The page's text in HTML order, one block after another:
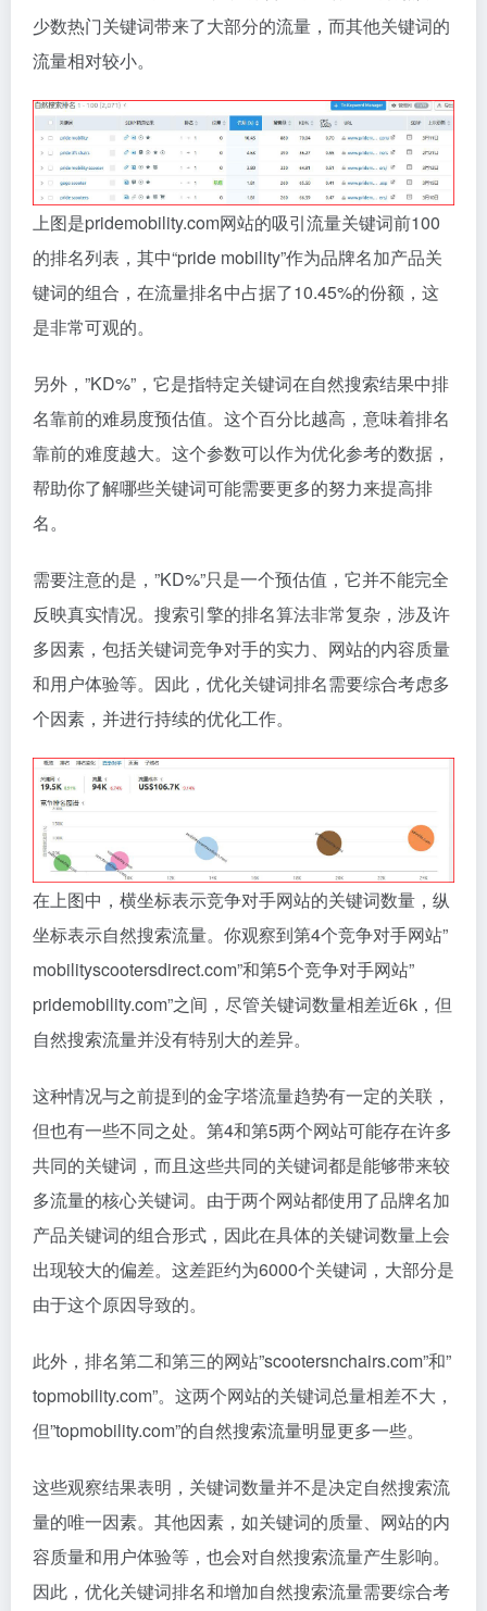
少数热门关键词带来了大部分的流量，而其他关键词的
流量相对较小。
上图是pridemobility.com网站的吸引流量关键词前100
的排名列表，其中“pride mobility”作为品牌名加产品关
键词的组合，在流量排名中占据了10.45%的份额，这
是非常可观的。
另外，”KD%”，它是指特定关键词在自然搜索结果中排
名靠前的难易度预估值。这个百分比越高，意味着排名
靠前的难度越大。这个参数可以作为优化参考的数据，
帮助你了解哪些关键词可能需要更多的努力来提高排
名。
需要注意的是，”KD%”只是一个预估值，它并不能完全
反映真实情况。搜索引擎的排名算法非常复杂，涉及许
多因素，包括关键词竞争对手的实力、网站的内容质量
和用户体验等。因此，优化关键词排名需要综合考虑多
个因素，并进行持续的优化工作。
在上图中，横坐标表示竞争对手网站的关键词数量，纵
坐标表示自然搜索流量。你观察到第4个竞争对手网站”
mobilityscootersdirect.com”和第5个竞争对手网站”
pridemobility.com”之间，尽管关键词数量相差近6k，但
自然搜索流量并没有特别大的差异。
这种情况与之前提到的金字塔流量趋势有一定的关联，
但也有一些不同之处。第4和第5两个网站可能存在许多
共同的关键词，而且这些共同的关键词都是能够带来较
多流量的核心关键词。由于两个网站都使用了品牌名加
产品关键词的组合形式，因此在具体的关键词数量上会
出现较大的偏差。这差距约为6000个关键词，大部分是
由于这个原因导致的。
此外，排名第二和第三的网站”scootersnchairs.com”和”
topmobility.com”。这两个网站的关键词总量相差不大，
但”topmobility.com”的自然搜索流量明显更多一些。
这些观察结果表明，关键词数量并不是决定自然搜索流
量的唯一因素。其他因素，如关键词的质量、网站的内
容质量和用户体验等，也会对自然搜索流量产生影响。
因此，优化关键词排名和增加自然搜索流量需要综合考